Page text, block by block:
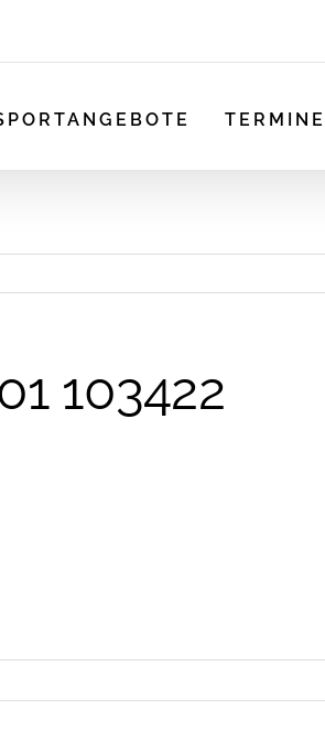
TERMINE
103422